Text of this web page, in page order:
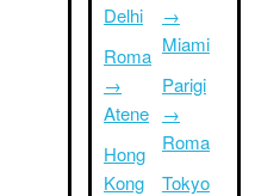
Delhi
Roma
→
Atene
Hong
Kong
→
Miami
Parigi
→
Roma
Tokyo